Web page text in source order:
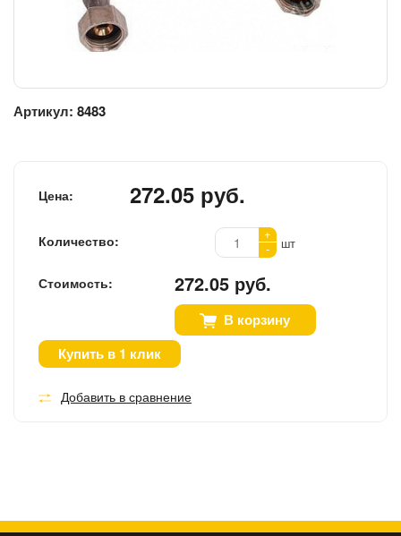
Артикул: 8483
Цена: 272.05 руб.
Количество:
+
-
шт
Стоимость: 272.05 руб.
В корзину
Купить в 1 клик
Добавить в сравнение